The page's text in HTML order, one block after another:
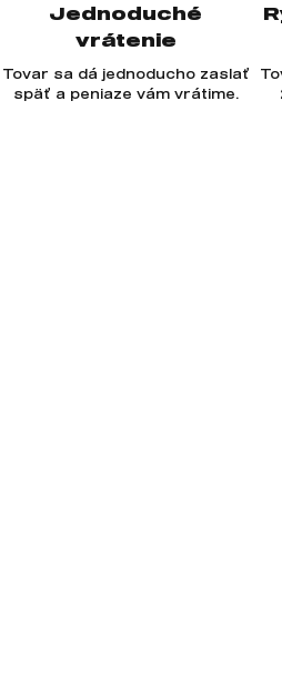
Jednoduché
vrátenie
Tovar sa dá jednoducho zaslať
späť a peniaze vám vrátime.